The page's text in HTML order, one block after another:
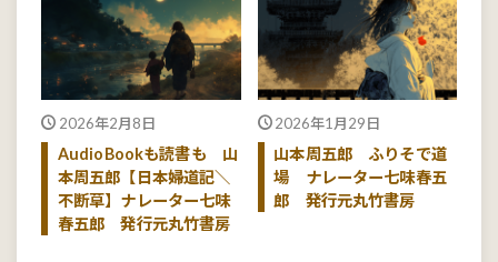
2026年2月8日
AudioBookも読書も 山
本周五郎【日本婦道記＼
不断草】ナレーター七味
春五郎 発行元丸竹書房
2026年1月29日
山本周五郎 ふりそで道
場 ナレーター七味春五
郎 発行元丸竹書房